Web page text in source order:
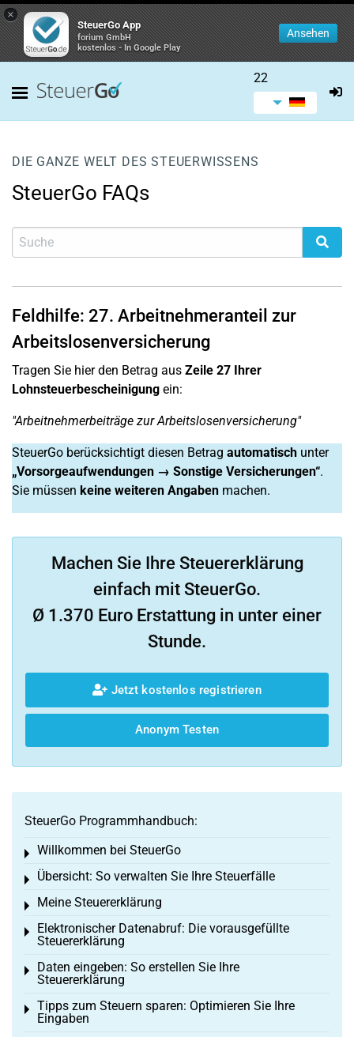
×
SteuerGo App
forium GmbH
kostenlos - In Google Play
Ansehen
22
DIE GANZE WELT DES STEUERWISSENS
SteuerGo FAQs
Feldhilfe: 27. Arbeitnehmeranteil zur
Arbeitslosenversicherung
Tragen Sie hier den Betrag aus Zeile 27 Ihrer
Lohnsteuerbescheinigung ein:
"Arbeitnehmerbeiträge zur Arbeitslosenversicherung"
SteuerGo berücksichtigt diesen Betrag automatisch unter
„Vorsorgeaufwendungen → Sonstige Versicherungen“.
Sie müssen keine weiteren Angaben machen.
Machen Sie Ihre Steuererklärung
einfach mit SteuerGo.
Ø 1.370 Euro Erstattung in unter einer
Stunde.
Jetzt kostenlos registrieren
Anonym Testen
SteuerGo Programmhandbuch:
Willkommen bei SteuerGo
Toggle menu
Übersicht: So verwalten Sie Ihre Steuerfälle
Toggle menu
Meine Steuererklärung
Toggle menu
Elektronischer Datenabruf: Die vorausgefüllte
Steuererklärung
Toggle menu
Daten eingeben: So erstellen Sie Ihre
Steuererklärung
Toggle menu
Tipps zum Steuern sparen: Optimieren Sie Ihre
Eingaben
Toggle menu